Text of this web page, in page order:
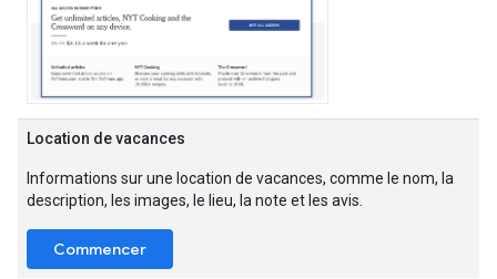
Location de vacances
Informations sur une location de vacances, comme le nom, la
description, les images, le lieu, la note et les avis.
Commencer